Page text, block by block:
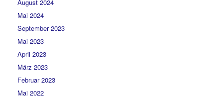
August 2024
Mai 2024
September 2023
Mai 2023
April 2023
März 2023
Februar 2023
Mai 2022